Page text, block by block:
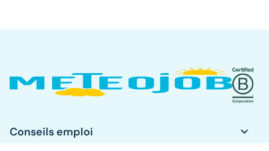
Conseils emploi keyboard_arrow_down